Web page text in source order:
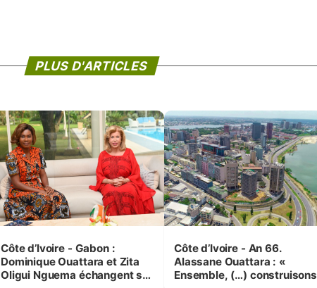
PLUS D'ARTICLES
Côte d’Ivoire - Gabon :
Dominique Ouattara et Zita
Oligui Nguema échangent sur
Côte d’Ivoire - An 66.
Alassane Ouattara : «
Ensemble, (…) construisons